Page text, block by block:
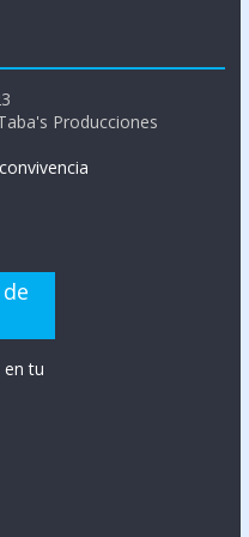
Producciones
en tu